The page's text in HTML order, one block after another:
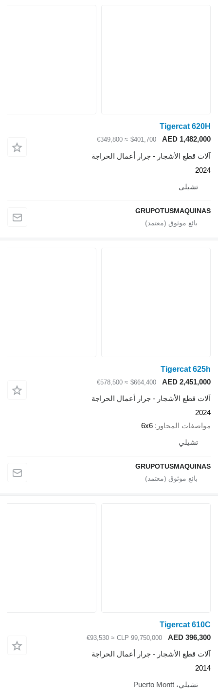
Tigercat 620H
AED 1,482,000
$401,700
≈ €349,800
آلات قطع الأشجار - جرار أعمال الحراجة
2024
تشيلي
GRUPOTUSMAQUINAS
Tigercat 625h
AED 2,451,000
$664,400
≈ €578,500
آلات قطع الأشجار - جرار أعمال الحراجة
2024
مواصفات المحاور
6x6
تشيلي
GRUPOTUSMAQUINAS
Tigercat 610C
AED 396,300
CLP 99,750,000
≈ €93,530
آلات قطع الأشجار - جرار أعمال الحراجة
2014
تشيلي، Puerto Montt